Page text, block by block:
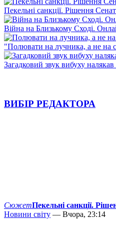
Пекельні санкції. Рішення
Війна на Близькому Сході.
"Полювати на лучника, а не на
Загадковий звук вибуху
ВИБІР РЕДАКТОРА
СюжетПекельні санкції.
Новини світу — Вчора, 23:14